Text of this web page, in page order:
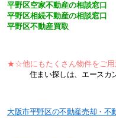
平野区空家不動産の相談窓口
平野区相続不動産の相談窓口
平野区不動産買取
★☆他にもたくさん物件をご
住まい探しは、エースカ
大阪市平野区の不動産売却・不